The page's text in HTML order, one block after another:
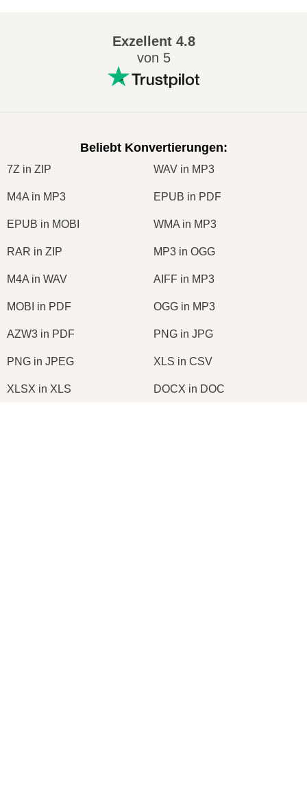
Exzellent4.8
von 5
Beliebt Konvertierungen:
7Z in ZIP WAV in MP3
M4A in MP3 EPUB in PDF
EPUB in MOBI WMA in MP3
RAR in ZIP MP3 in OGG
M4A in WAV AIFF in MP3
MOBI in PDF OGG in MP3
AZW3 in PDF PNG in JPG
PNG in JPEG XLS in CSV
XLSX in XLS DOCX in DOC